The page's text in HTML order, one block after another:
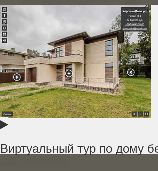
Виртуальный тур по дому